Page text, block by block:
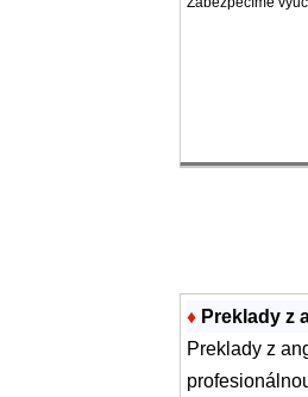
♦ Preklady z
Preklady z